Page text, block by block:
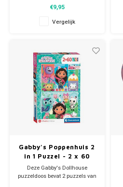
Poppenhuis kussen is
dubbelzijdig te gebruiken.
Materiaal: 100% polyester.
€9,95
Vergelijk
Gabby's Poppenhuis 2
in 1 Puzzel - 2 x 60
stukjes - Clementoni
Deze Gabby's Dollhouse
puzzeldoos bevat 2 puzzels van